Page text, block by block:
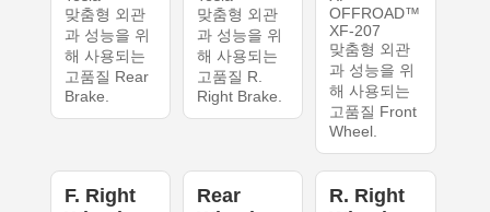
맞춤형 외관
과 성능을 위
해 사용되는
고품질 Rear
Brake.
맞춤형 외관
과 성능을 위
해 사용되는
고품질 R.
Right Brake.
OFFROAD™
XF-207
맞춤형 외관
과 성능을 위
해 사용되는
고품질 Front
Wheel.
F. Right
Rear
R. Right